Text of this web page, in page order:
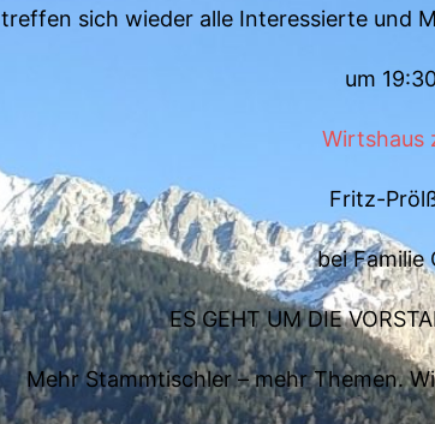
treffen sich wieder alle Interessierte und
um
Wirtshaus
Fritz-
bei Familie
ES GEHT UM DIE
Mehr Stammtischler – mehr Themen.